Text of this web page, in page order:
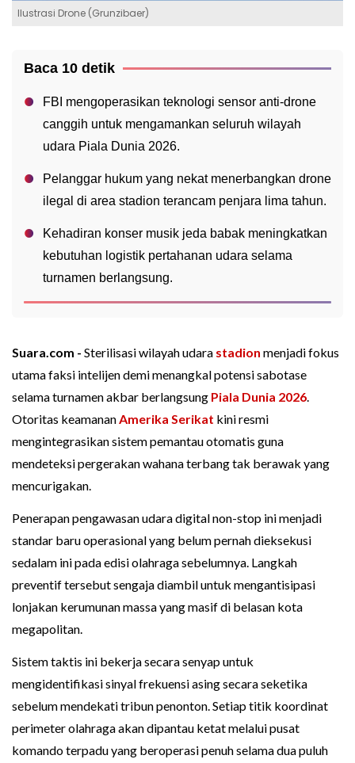
Ilustrasi Drone (Grunzibaer)
Baca 10 detik
FBI mengoperasikan teknologi sensor anti-drone
canggih untuk mengamankan seluruh wilayah
udara Piala Dunia 2026.
Pelanggar hukum yang nekat menerbangkan drone
ilegal di area stadion terancam penjara lima tahun.
Kehadiran konser musik jeda babak meningkatkan
kebutuhan logistik pertahanan udara selama
turnamen berlangsung.
Suara.com - Sterilisasi wilayah udara stadion menjadi fokus
utama faksi intelijen demi menangkal potensi sabotase
selama turnamen akbar berlangsung Piala Dunia 2026.
Otoritas keamananAmerika Serikat kini resmi
mengintegrasikan sistem pemantau otomatis guna
mendeteksi pergerakan wahana terbang tak berawak yang
mencurigakan.
Penerapan pengawasan udara digital non-stop ini menjadi
standar baru operasional yang belum pernah dieksekusi
sedalam ini pada edisi olahraga sebelumnya. Langkah
preventif tersebut sengaja diambil untuk mengantisipasi
lonjakan kerumunan massa yang masif di belasan kota
megapolitan.
Sistem taktis ini bekerja secara senyap untuk
mengidentifikasi sinyal frekuensi asing secara seketika
sebelum mendekati tribun penonton. Setiap titik koordinat
perimeter olahraga akan dipantau ketat melalui pusat
komando terpadu yang beroperasi penuh selama dua puluh